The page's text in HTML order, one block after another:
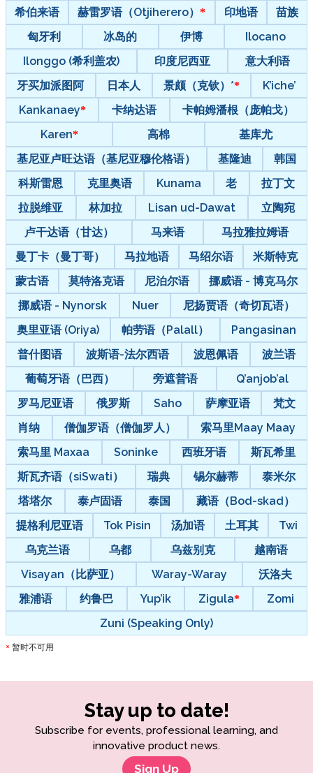
希伯来语
赫雷罗语（Otjiherero） 印地语
苗族
匈牙利
冰岛的 伊博
Ilocano
Ilonggo (希利盖农)
印度尼西亚
意大利语
牙买加派图阿
日本人 景颇（克钦）*
K’iche’
Kankanaey
卡纳达语
卡帕姆潘根（庞帕戈）
Karen
高棉
基库尤
基尼亚卢旺达语（基尼亚穆伦格语）
基隆迪
韩国
科斯雷恩
克里奥语 Kunama 老
拉丁文
拉脱维亚
林加拉 Lisan ud-Dawat
立陶宛
卢干达语（甘达）
马来语
马拉雅拉姆语
曼丁卡（曼丁哥）
马拉地语 马绍尔语
米斯特克
蒙古语
莫特洛克语 尼泊尔语
挪威语 - 博克马尔
挪威语 - Nynorsk
Nuer
尼扬贾语（奇切瓦语）
奥里亚语 (Oriya)
帕劳语（Palall）
Pangasinan
普什图语
波斯语-法尔西语 波恩佩语
波兰语
葡萄牙语（巴西）
旁遮普语
Q’anjob’al
罗马尼亚语
俄罗斯 Saho 萨摩亚语
梵文
肖纳
僧伽罗语（僧伽罗人）
索马里Maay Maay
索马里 Maxaa
Soninke 西班牙语
斯瓦希里
斯瓦齐语（siSwati）
瑞典 锡尔赫蒂
泰米尔
塔塔尔
泰卢固语 泰国
藏语（Bod-skad）
提格利尼亚语
Tok Pisin 汤加语 土耳其
Twi
乌克兰语
乌都 乌兹别克
越南语
Visayan（比萨亚）
Waray-Waray
沃洛夫
雅浦语
约鲁巴 Yup’ik Zigula
Zomi
Zuni (Speaking Only)
* 暂时不可用
Stay up to date!
Subscribe for events, professional learning, and
innovative product news.
Sign Up